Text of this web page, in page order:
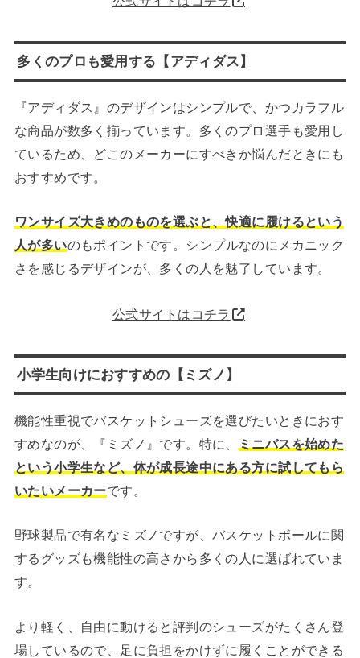
多くのプロも愛用する【アディダス】
『アディダス』のデザインはシンプルで、かつカラフル
な商品が数多く揃っています。多くのプロ選手も愛用し
ているため、どこのメーカーにすべきか悩んだときにも
おすすめです。
ワンサイズ大きめのものを選ぶと、快適に履けるという
人が多いのもポイントです。シンプルなのにメカニック
さを感じるデザインが、多くの人を魅了しています。
公式サイトはコチラ
小学生向けにおすすめの【ミズノ】
機能性重視でバスケットシューズを選びたいときにおす
すめなのが、『ミズノ』です。特に、
ミニバスを始めた
という小学生など、体が成長途中にある方に試してもら
いたいメーカーです。
野球製品で有名なミズノですが、バスケットボールに関
するグッズも機能性の高さから多くの人に選ばれていま
す。
より軽く、自由に動けると評判のシューズがたくさん登
場しているので、足に負担をかけずに履くことができる